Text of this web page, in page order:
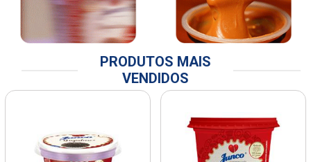
PRODUTOS MAIS
VENDIDOS